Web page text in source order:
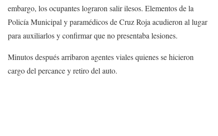
embargo, los ocupantes lograron salir ilesos. Elementos de la
Policía Municipal y paramédicos de Cruz Roja acudieron al lugar
para auxiliarlos y confirmar que no presentaba lesiones.
Minutos después arribaron agentes viales quienes se hicieron
cargo del percance y retiro del auto.